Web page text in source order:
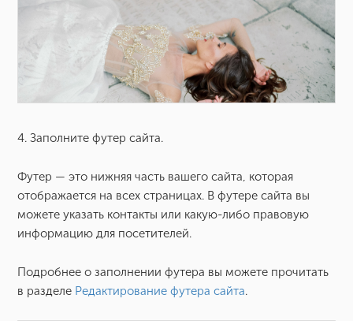
4. Заполните футер сайта.
Футер — это нижняя часть вашего сайта, которая
отображается на всех страницах. В футере сайта вы
можете указать контакты или какую-либо правовую
информацию для посетителей.
Подробнее о заполнении футера вы можете прочитать
в разделе Редактирование футера сайта.